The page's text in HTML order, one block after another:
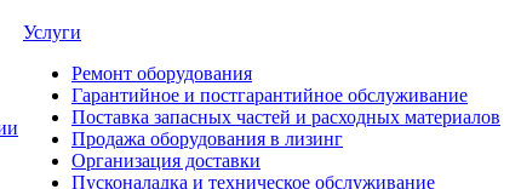
Услуги
Ремонт оборудования
Гарантийное и постгарантийное обслуживание
Поставка запасных частей и расходных материалов
Продажа оборудования в лизинг
Организация доставки
Пусконаладка и техническое обслуживание